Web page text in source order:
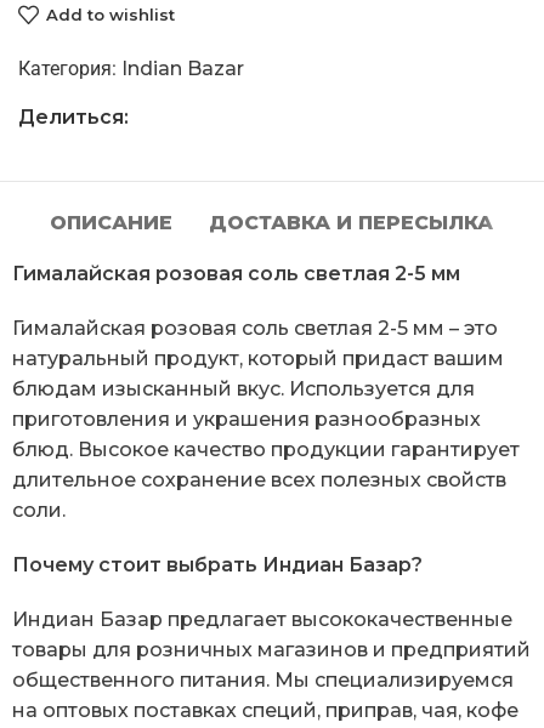
Add to wishlist
Категория: Indian Bazar
Делиться:
ОПИСАНИЕ ДОСТАВКА И ПЕРЕСЫЛКА
Гималайская розовая соль светлая 2-5 мм
Гималайская розовая соль светлая 2-5 мм – это
натуральный продукт, который придаст вашим
блюдам изысканный вкус. Используется для
приготовления и украшения разнообразных
блюд. Высокое качество продукции гарантирует
длительное сохранение всех полезных свойств
соли.
Почему стоит выбрать Индиан Базар?
Индиан Базар предлагает высококачественные
товары для розничных магазинов и предприятий
общественного питания. Мы специализируемся
на оптовых поставках специй, приправ, чая, кофе